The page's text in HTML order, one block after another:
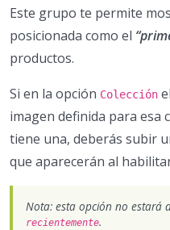
Este grupo te permite
posicionada como el
productos.
Si en la opción Colección
imagen definida para esa
tiene una, deberás subir
que aparecerán al
Nota: esta opción no estará
recientemente.